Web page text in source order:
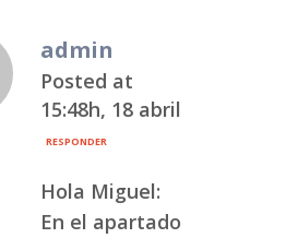
admin
Posted at
15:48h, 18 abril
RESPONDER
Hola Miguel:
En el apartado